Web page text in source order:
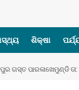
ଶିକ୍ଷା
ଗସ୍ତ ପାରଳାଖେମୁଣ୍ଡି ତା: